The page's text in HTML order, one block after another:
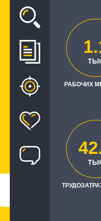
Проект
В ПАОРАБОЧИХ